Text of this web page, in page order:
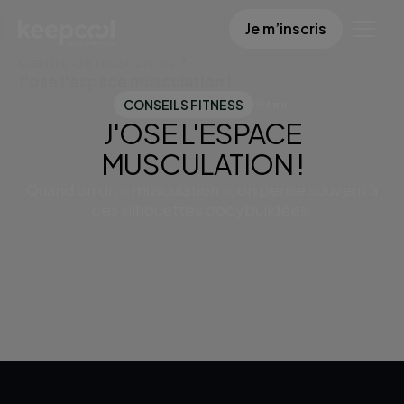
Je m’inscris
CONSEILS FITNESS
J'OSE L'ESPACE
MUSCULATION !